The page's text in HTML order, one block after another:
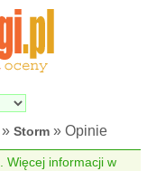
» Storm » Opinie
Więcej informacji w